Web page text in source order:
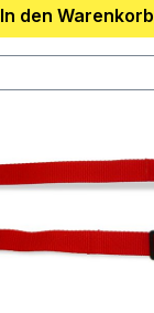
In den Warenkorb